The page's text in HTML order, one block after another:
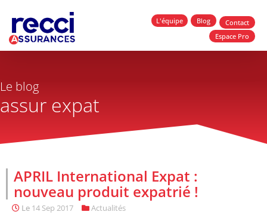
L'équipe Blog
Contact
Espace Pro
Le blog
assur expat
APRIL International Expat :
nouveau produit expatrié !
Le 14 Sep 2017 Actualités